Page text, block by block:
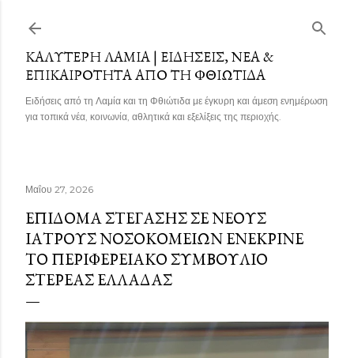
ΚΑΛΎΤΕΡΗ ΛΑΜΊΑ | ΕΙΔΉΣΕΙΣ, ΝΈΑ &
ΕΠΙΚΑΙΡΌΤΗΤΑ ΑΠΌ ΤΗ ΦΘΙΏΤΙΔΑ
Ειδήσεις από τη Λαμία και τη Φθιώτιδα με έγκυρη και άμεση ενημέρωση
για τοπικά νέα, κοινωνία, αθλητικά και εξελίξεις της περιοχής.
Μαΐου 27, 2026
ΕΠΊΔΟΜΑ ΣΤΈΓΑΣΗΣ ΣΕ ΝΈΟΥΣ
ΙΑΤΡΟΎΣ ΝΟΣΟΚΟΜΕΊΩΝ ΕΝΈΚΡΙΝΕ
ΤΟ ΠΕΡΙΦΕΡΕΙΑΚΌ ΣΥΜΒΟΎΛΙΟ
ΣΤΕΡΕΆΣ ΕΛΛΆΔΑΣ